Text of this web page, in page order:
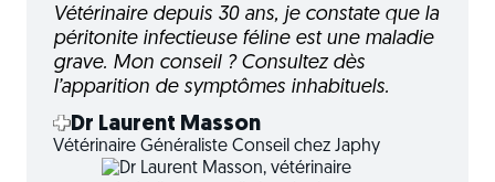
Vétérinaire depuis 30 ans, je constate que la
péritonite infectieuse féline est une maladie
grave. Mon conseil ? Consultez dès
l’apparition de symptômes inhabituels.
Dr Laurent Masson
Vétérinaire Généraliste Conseil chez Japhy